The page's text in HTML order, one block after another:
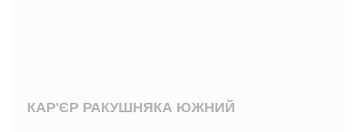
КАР'ЄР РАКУШНЯКА ЮЖНИЙ